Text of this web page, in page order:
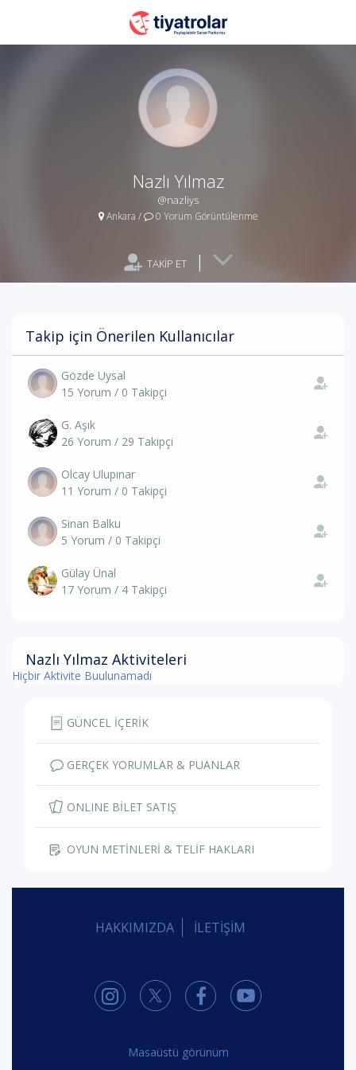
Nazlı Yılmaz
@nazliys
Ankara / 0 Yorum Görüntülenme
TAKİP ET |
Takip için Önerilen Kullanıcılar
Gözde Uysal
15 Yorum / 0 Takipçi
G. Aşık
26 Yorum / 29 Takipçi
Olcay Ulupınar
11 Yorum / 0 Takipçi
Sinan Balku
5 Yorum / 0 Takipçi
Gülay Ünal
17 Yorum / 4 Takipçi
Nazlı Yılmaz Aktiviteleri
Hiçbir Aktivite Buulunamadı
GÜNCEL İÇERİK
GERÇEK YORUMLAR & PUANLAR
ONLINE BİLET SATIŞ
OYUN METİNLERİ & TELİF HAKLARI
HAKKIMIZDA İLETİŞİM
Masaüstü görünüm